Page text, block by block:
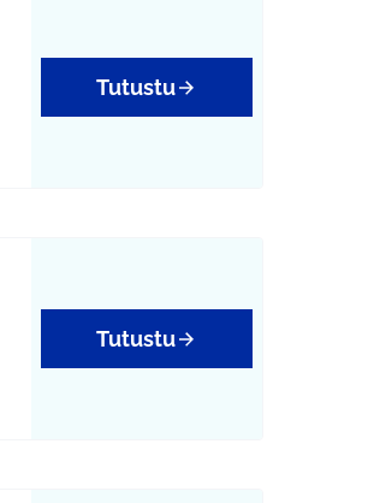
Tutustu
Tutustu